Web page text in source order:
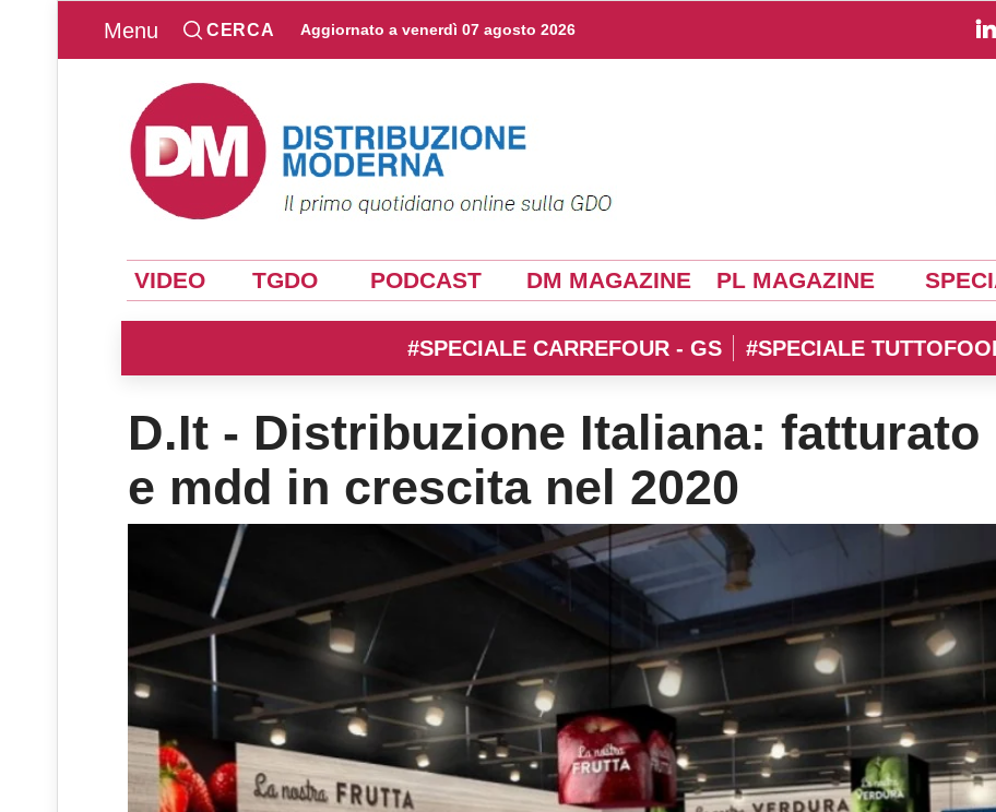
Menu CERCA Aggiornato a venerdì 07 agosto 2026
VIDEO TGDO PODCAST DM MAGAZINE PL MAGAZINE
#SPECIALE CARREFOUR - GS #SPECIALE
D.It - Distribuzione Italiana: fatturato
e mdd in crescita nel 2020